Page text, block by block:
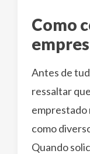
Como
Antes de
ressaltar
emprestado
como
Quando